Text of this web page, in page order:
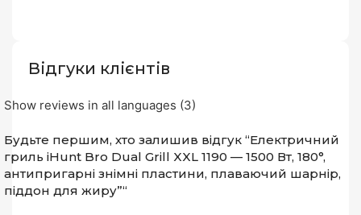
Відгуки клієнтів
Show reviews in all languages (3)
Будьте першим, хто залишив відгук “Електричний
гриль iHunt Bro Dual Grill XXL 1190 — 1500 Вт, 180°,
антипригарні знімні пластини, плаваючий шарнір,
піддон для жиру”“